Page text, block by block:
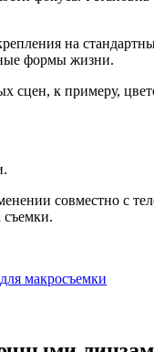
на
формы жизни.
сцен, к примеру,
совместно с
съемки.
макросъемки